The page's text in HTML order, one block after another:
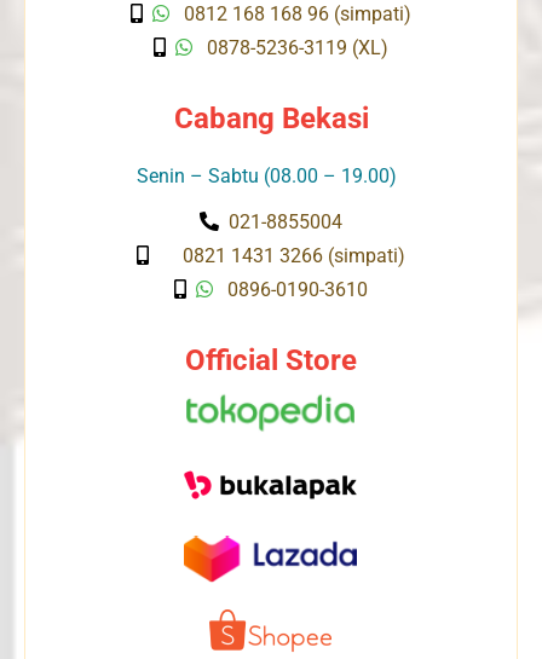
0812 168 168 96 (simpati)
0878-5236-3119 (XL)
Cabang Bekasi
Senin – Sabtu (08.00 – 19.00)
021-8855004
0821 1431 3266 (simpati)
0896-0190-3610
Official Store